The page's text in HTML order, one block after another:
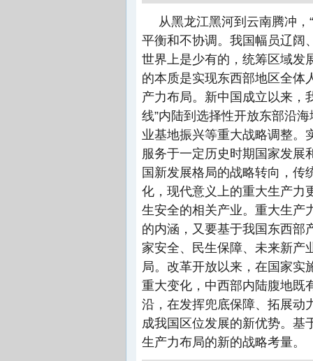
从黑龙江黑河到云南腾冲
平衡和不协调。我国幅员辽阔
世界上是少有的，统筹区域发
的本质是实现东西部地区全体
产力布局。新中国成立以来，
线”内陆到选择性开放东部沿
业基地振兴等重大战略调整。
服务于一定历史时期国家发展
国新发展格局的战略转向，传
化，现代意义上的重大生产力
生安全的相关产业。重大生产
的内涵，又要基于我国东西部
家安全、民生保障、未来新产
局。改革开放以来，在国家实
重大变化，中西部内陆腹地既
沿，在发挥兜底保障、拓展动
成我国区位发展的新优势。基
生产力布局的新的战略考量。